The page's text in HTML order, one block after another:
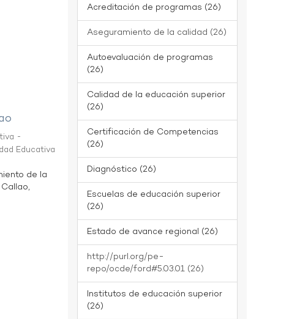
-
Educativa
de la
Acreditación de programas (26)
Aseguramiento de la calidad (26)
Autoevaluación de programas
(26)
Calidad de la educación superior
(26)
Certificación de Competencias
(26)
Diagnóstico (26)
Escuelas de educación superior
(26)
Estado de avance regional (26)
http://purl.org/pe-
repo/ocde/ford#5.03.01 (26)
Institutos de educación superior
(26)